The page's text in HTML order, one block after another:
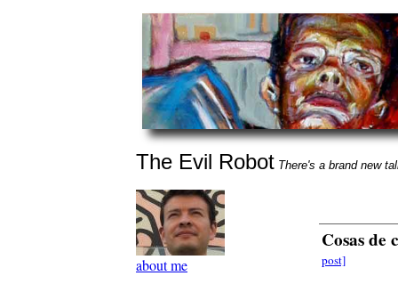
The Evil Robot There's a brand new
about me
Cosas de
post]